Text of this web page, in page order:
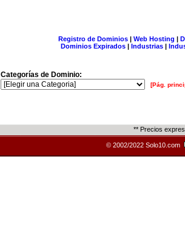
Registro de Dominios| Web Hosting |
Dominios Expirados | Industrias |
Categorías de Dominio:
[Pág.
** Precios
© 2002/2022 Solo10.com